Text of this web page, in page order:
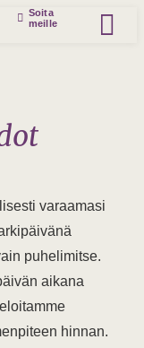
Soita
meille
varaamasi
puhelimitse.
aikana
hinnan.